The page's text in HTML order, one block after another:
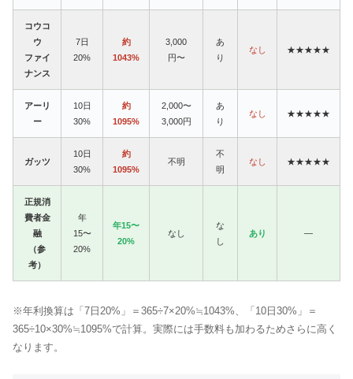
コウコ
ウ
ファイ
ナンス
7日
20%
約
1043%
3,000
円〜
あ
り
なし ★★★★★
アーリ
ー
10日
30%
約
1095%
2,000〜
3,000円
あ
り
なし ★★★★★
ガッツ
10日
30%
約
1095%
不明
不
明
なし ★★★★★
正規消
費者金
融
（参
考）
年
15〜
20%
年15〜
20%
なし
な
し
あり —
※年利換算は「7日20%」＝365÷7×20%≒1043%、「10日30%」＝
365÷10×30%≒1095%で計算。実際には手数料も加わるためさらに高く
なります。